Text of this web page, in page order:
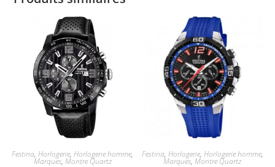
Festina,Horlogerie,Horlogerie homme,
Marques, Montre Quartz
Festina, Horlogerie, Horlogerie homme,
Marques,Montre Quartz